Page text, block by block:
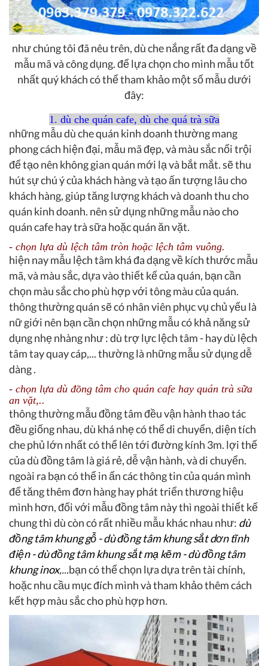
như chúng tôi đã nêu trên, dù che nắng rất đa dạng về
mẫu mã và công dụng. để lựa chọn cho mình mẫu tốt
nhất quý khách có thể tham khảo một số mẫu dưới
đây:
1. dù che quán cafe, dù che quá trà sữa
những mẫu dù che quán kinh doanh thường mang
phong cách hiện đại, mẫu mã đẹp, và màu sắc nổi trội
để tạo nên không gian quán mới lạ và bắt mắt. sẽ thu
hút sự chú ý của khách hàng và tạo ấn tượng lâu cho
khách hàng, giúp tăng lượng khách và doanh thu cho
quán kinh doanh. nên sử dụng những mẫu nào cho
quán cafe hay trà sữa hoặc quán ăn vặt.
- chọn lựa dù lệch tâm tròn hoặc lệch tâm vuông.
hiện nay mẫu lệch tâm khá đa dạng về kích thước mẫu
mã, và màu sắc, dựa vào thiết kế của quán, bạn cần
chọn màu sắc cho phù hợp với tông màu của quán.
thông thường quán sẽ có nhân viên phục vụ chủ yếu là
nữ giới nên bạn cần chọn những mẫu có khả năng sử
dụng nhẹ nhàng như : dù trợ lực lệch tâm - hay dù lệch
tâm tay quay cáp,... thường là những mẫu sử dụng dễ
dàng .
- chọn lựa dù đồng tâm cho quán cafe hay quán trà sữa
an vặt,..
thông thường mẫu đồng tâm đều vận hành thao tác
đều giống nhau, dù khá nhẹ có thể di chuyển, diện tích
che phủ lớn nhất có thể lên tới đường kính 3m. lợi thế
của dù đồng tâm là giá rẻ, dễ vận hành, và di chuyển.
ngoài ra bạn có thể in ấn các thông tin của quán mình
để tăng thêm đơn hàng hay phát triển thương hiệu
mình hơn, đối với mẫu đồng tâm này thì ngoài thiết kế
chung thì dù còn có rất nhiều mẫu khác nhau như: dù
đồng tâm khung gỗ - dù đồng tâm khung sắt dơn tĩnh
điện - dù đồng tâm khung sắt mạ kẽm - dù đồng tâm
khung inox,...bạn có thể chọn lựa dựa trên tài chính,
hoặc nhu cầu mục đích mình và tham khảo thêm cách
kết hợp màu sắc cho phù hợp hơn.